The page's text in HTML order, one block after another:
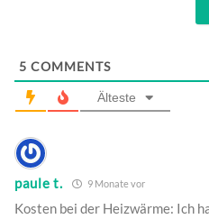
5 COMMENTS
Älteste
paule t. 9 Monate vor
Kosten bei der Heizwärme: Ich